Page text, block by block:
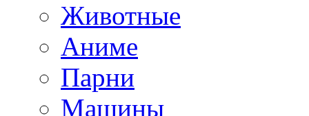
Животные
Аниме
Парни
Машины